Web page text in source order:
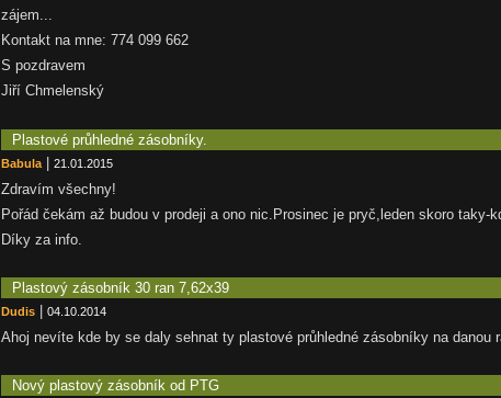
zájem...
Kontakt na mne: 774 099 662
S pozdravem
Jiří Chmelenský
Plastové průhledné zásobníky.
Babula | 21.01.2015
Zdravím všechny!
Pořád čekám až budou v prodeji a ono nic.Prosinec je pryč,leden skoro taky-
Díky za info.
Plastový zásobník 30 ran 7,62x39
Dudis 04.10.2014
Ahoj nevíte kde by se daly sehnat ty plastové průhledné zásobníky na danou
Nový plastový zásobník od PTG